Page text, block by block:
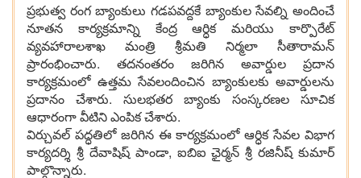
ప్ర‌భుత్వ రంగ బ్యాంకులు గ‌డ‌ప‌వ‌ద్ద‌కే బ్యాంకుల సేవ‌ల్ని అందించే
నూత‌న కార్య‌క్ర‌మాన్ని కేంద్ర ఆర్ధిక మ‌రియు కార్పొరేట్
వ్య‌వ‌హారాల‌శాఖ మంత్రి శ్రీమ‌తి నిర్మలా సీతారామ‌న్
ప్రారంభించారు. త‌ద‌నంత‌రం జ‌రిగిన అవార్డుల ప్ర‌దాన
కార్య‌క్ర‌మంలో ఉత్త‌మ సేవ‌లందించిన బ్యాంకులకు అవార్డుల‌ను
ప్ర‌దానం చేశారు. సుల‌భ‌త‌ర బ్యాంకు సంస్క‌ర‌ణ‌ల సూచిక
ఆధారంగా వీటిని ఎంపిక చేశారు.
విర్చువ‌ల్ ప‌ద్ధతిలో జ‌రిగిన ఈ కార్య‌క్ర‌మంలో ఆర్ధిక సేవ‌ల విభాగ
కార్య‌ద‌ర్శి శ్రీ దేవాషిష్ పాండా, ఐబిఐ ఛైర్మ‌న్ శ్రీ ర‌జినీష్ కుమార్
పాల్గొన్నారు.